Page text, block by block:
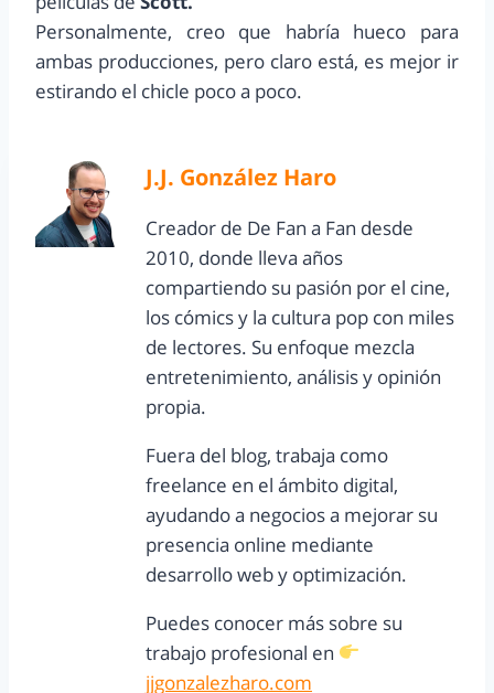
Personalmente, creo que habría hueco para
ambas producciones, pero claro está, es mejor ir
estirando el chicle poco a poco.
J.J. González Haro
Creador de De Fan a Fan desde
2010, donde lleva años
compartiendo su pasión por el cine,
los cómics y la cultura pop con miles
de lectores. Su enfoque mezcla
entretenimiento, análisis y opinión
propia.
Fuera del blog, trabaja como
freelance en el ámbito digital,
ayudando a negocios a mejorar su
presencia online mediante
desarrollo web y optimización.
Puedes conocer más sobre su
trabajo profesional en
jjgonzalezharo.com